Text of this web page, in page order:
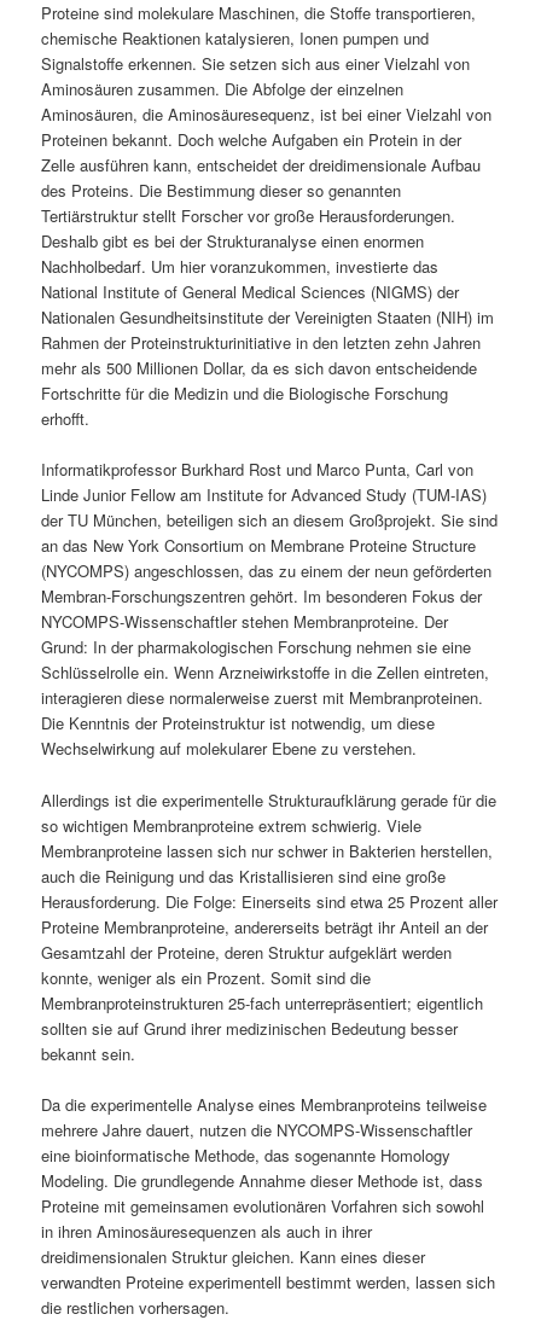
Proteine sind molekulare Maschinen, die Stoffe transportieren,
chemische Reaktionen katalysieren, Ionen pumpen und
Signalstoffe erkennen. Sie setzen sich aus einer Vielzahl von
Aminosäuren zusammen. Die Abfolge der einzelnen
Aminosäuren, die Aminosäuresequenz, ist bei einer Vielzahl von
Proteinen bekannt. Doch welche Aufgaben ein Protein in der
Zelle ausführen kann, entscheidet der dreidimensionale Aufbau
des Proteins. Die Bestimmung dieser so genannten
Tertiärstruktur stellt Forscher vor große Herausforderungen.
Deshalb gibt es bei der Strukturanalyse einen enormen
Nachholbedarf. Um hier voranzukommen, investierte das
National Institute of General Medical Sciences (NIGMS) der
Nationalen Gesundheitsinstitute der Vereinigten Staaten (NIH) im
Rahmen der Proteinstrukturinitiative in den letzten zehn Jahren
mehr als 500 Millionen Dollar, da es sich davon entscheidende
Fortschritte für die Medizin und die Biologische Forschung
erhofft.
Informatikprofessor Burkhard Rost und Marco Punta, Carl von
Linde Junior Fellow am Institute for Advanced Study (TUM-IAS)
der TU München, beteiligen sich an diesem Großprojekt. Sie sind
an das New York Consortium on Membrane Proteine Structure
(NYCOMPS) angeschlossen, das zu einem der neun geförderten
Membran-Forschungszentren gehört. Im besonderen Fokus der
NYCOMPS-Wissenschaftler stehen Membranproteine. Der
Grund: In der pharmakologischen Forschung nehmen sie eine
Schlüsselrolle ein. Wenn Arzneiwirkstoffe in die Zellen eintreten,
interagieren diese normalerweise zuerst mit Membranproteinen.
Die Kenntnis der Proteinstruktur ist notwendig, um diese
Wechselwirkung auf molekularer Ebene zu verstehen.
Allerdings ist die experimentelle Strukturaufklärung gerade für die
so wichtigen Membranproteine extrem schwierig. Viele
Membranproteine lassen sich nur schwer in Bakterien herstellen,
auch die Reinigung und das Kristallisieren sind eine große
Herausforderung. Die Folge: Einerseits sind etwa 25 Prozent aller
Proteine Membranproteine, andererseits beträgt ihr Anteil an der
Gesamtzahl der Proteine, deren Struktur aufgeklärt werden
konnte, weniger als ein Prozent. Somit sind die
Membranproteinstrukturen 25-fach unterrepräsentiert; eigentlich
sollten sie auf Grund ihrer medizinischen Bedeutung besser
bekannt sein.
Da die experimentelle Analyse eines Membranproteins teilweise
mehrere Jahre dauert, nutzen die NYCOMPS-Wissenschaftler
eine bioinformatische Methode, das sogenannte Homology
Modeling. Die grundlegende Annahme dieser Methode ist, dass
Proteine mit gemeinsamen evolutionären Vorfahren sich sowohl
in ihren Aminosäuresequenzen als auch in ihrer
dreidimensionalen Struktur gleichen. Kann eines dieser
verwandten Proteine experimentell bestimmt werden, lassen sich
die restlichen vorhersagen.